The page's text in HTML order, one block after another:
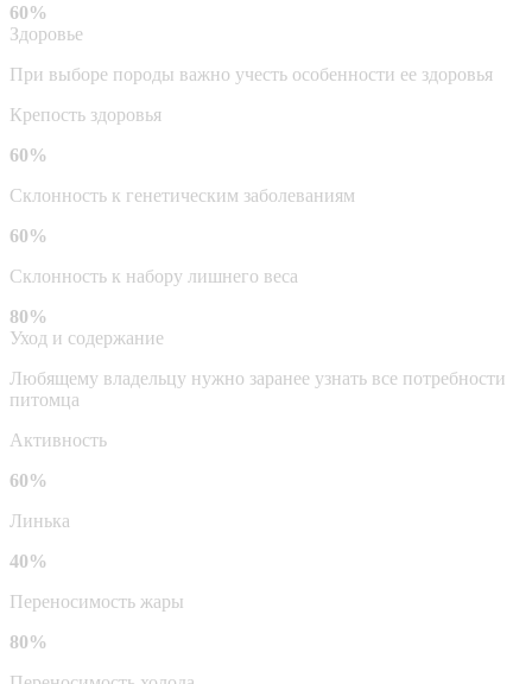
60%
Здоровье
При выборе породы важно учесть особенности ее здоровья
Крепость здоровья
60%
Склонность к генетическим заболеваниям
60%
Склонность к набору лишнего веса
80%
Уход и содержание
Любящему владельцу нужно заранее узнать все потребности
питомца
Активность
60%
Линька
40%
Переносимость жары
80%